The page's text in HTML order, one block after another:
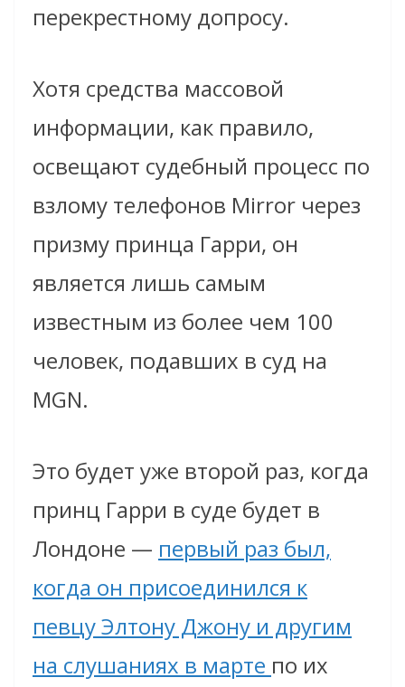
перекрестному допросу.
Хотя средства массовой
информации, как правило,
освещают судебный процесс по
взлому телефонов Mirror через
призму принца Гарри, он
является лишь самым
известным из более чем 100
человек, подавших в суд на
MGN.
Это будет уже второй раз, когда
принц Гарри в суде будет в
Лондоне — первый раз был,
когда он присоединился к
певцу Элтону Джону и другим
на слушаниях в марте по их